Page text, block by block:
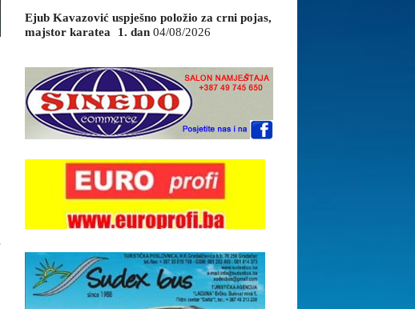
Ejub Kavazović uspješno položio za crni pojas,
majstor karatea 1. dan 04/08/2026